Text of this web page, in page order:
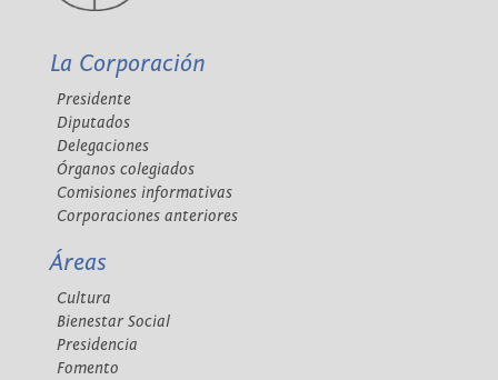
La Corporación
Presidente
Diputados
Delegaciones
Órganos colegiados
Comisiones informativas
Corporaciones anteriores
Áreas
Cultura
Bienestar Social
Presidencia
Fomento